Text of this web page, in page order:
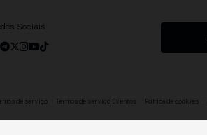
Sociais
de serviço Termos de serviço Eventos Política de cookies